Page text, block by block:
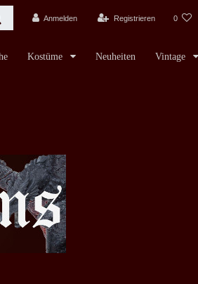
Anmelden Registrieren 0
Kostüme Neuheiten Vintage